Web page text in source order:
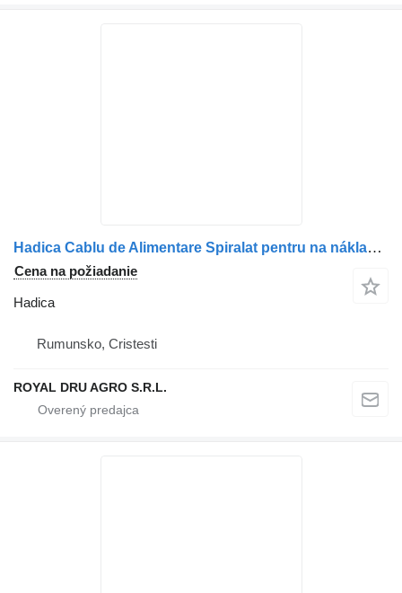
Hadica Cablu de Alimentare Spiralat pentru na nákladného auta Scania – 7 Pini
Cena na požiadanie
Hadica
Rumunsko, Cristesti
ROYAL DRU AGRO S.R.L.